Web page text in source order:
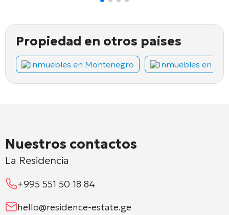
Propiedad en otros países
Inmuebles en Montenegro Inmuebles en
Nuestros contactos
La Residencia
+995 551 50 18 84
hello@residence-estate.ge